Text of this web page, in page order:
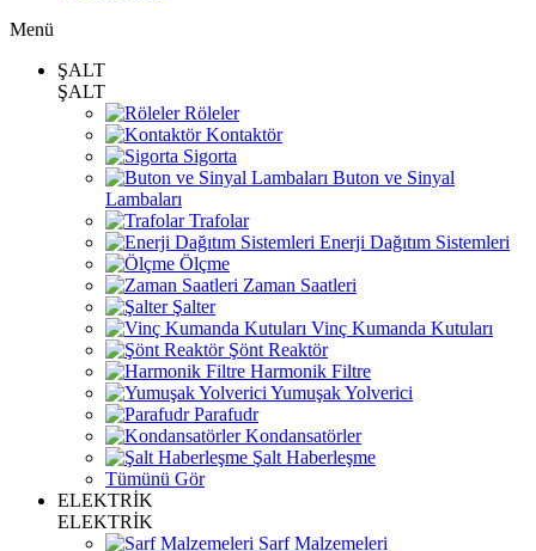
Menü
ŞALT
ŞALT
Röleler
Kontaktör
Sigorta
Buton ve Sinyal
Lambaları
Trafolar
Enerji Dağıtım Sistemleri
Ölçme
Zaman Saatleri
Şalter
Vinç Kumanda Kutuları
Şönt Reaktör
Harmonik Filtre
Yumuşak Yolverici
Parafudr
Kondansatörler
Şalt Haberleşme
Tümünü Gör
ELEKTRİK
ELEKTRİK
Sarf Malzemeleri